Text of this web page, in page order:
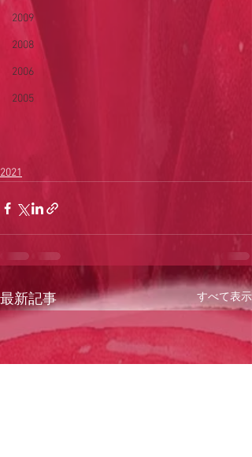
2009
2008
2006
2005
2021
最新記事 すべて表示